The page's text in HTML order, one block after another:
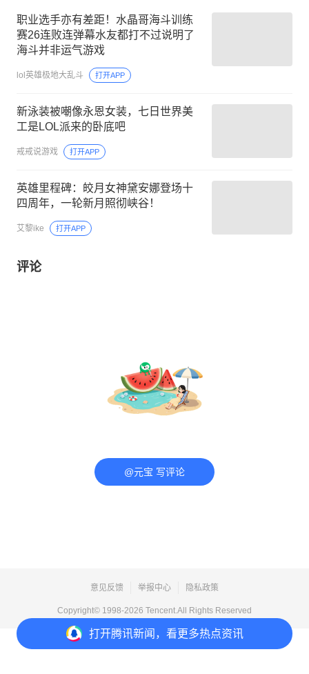
打开腾讯新闻，看更多热点资讯
职业选手亦有差距！水晶哥海斗训练
赛26连败连弹幕水友都打不过说明了
海斗并非运气游戏
lol英雄极地大乱斗 打开APP
新泳装被嘲像永恩女装，七日世界美
工是LOL派来的卧底吧
戒戒说游戏 打开APP
英雄里程碑：皎月女神黛安娜登场十
四周年，一轮新月照彻峡谷！
艾黎ike 打开APP
评论
@元宝 写评论
意见反馈 举报中心 隐私政策
Copyright© 1998-2026 Tencent.All Rights Reserved